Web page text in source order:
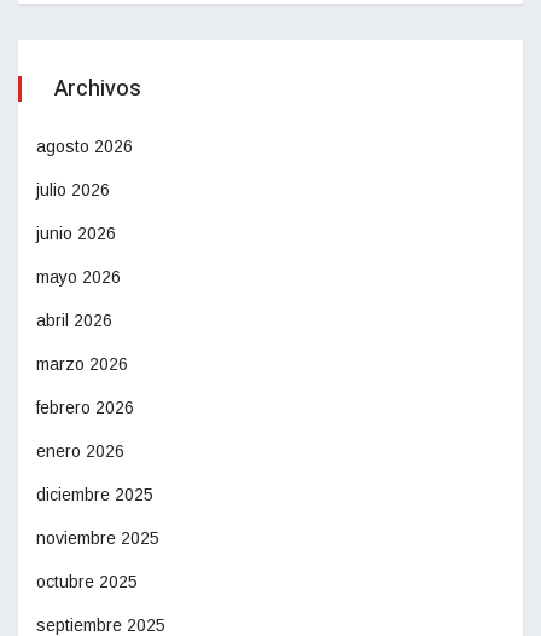
Archivos
agosto 2026
julio 2026
junio 2026
mayo 2026
abril 2026
marzo 2026
febrero 2026
enero 2026
diciembre 2025
noviembre 2025
octubre 2025
septiembre 2025